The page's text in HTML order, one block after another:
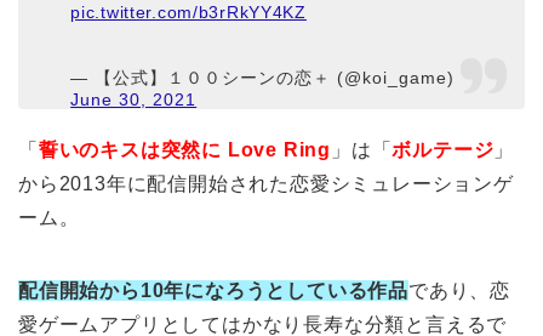
pic.twitter.com/b3rRkYY4KZ
— 【公式】１００シーンの恋＋ (@koi_game)
June 30, 2021
「 誓いのキスは突然に Love Ring 」は「ボルテージ 」
から2013年に配信開始された恋愛シミュレーションゲ
ーム。
配信開始から10年になろうとしている作品であり、恋
愛ゲームアプリとしてはかなり長寿な分類と言えるで